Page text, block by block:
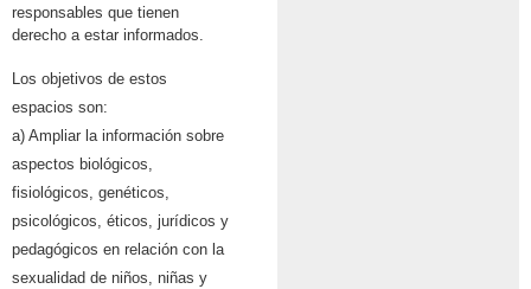
responsables que tienen
derecho a estar informados.
Los objetivos de estos
espacios son:
a) Ampliar la información sobre
aspectos biológicos,
fisiológicos, genéticos,
psicológicos, éticos, jurídicos y
pedagógicos en relación con la
sexualidad de niños, niñas y